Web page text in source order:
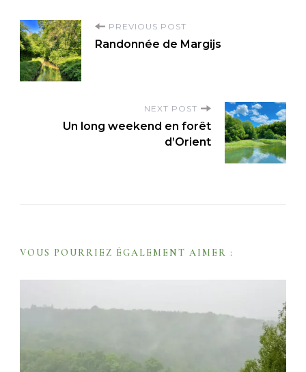
P
o
s
i
o
n
PREVIOUS POST
Randonnée de Margijs
NEXT POST
Un long weekend en forêt
d’Orient
VOUS POURRIEZ ÉGALEMENT AIMER :